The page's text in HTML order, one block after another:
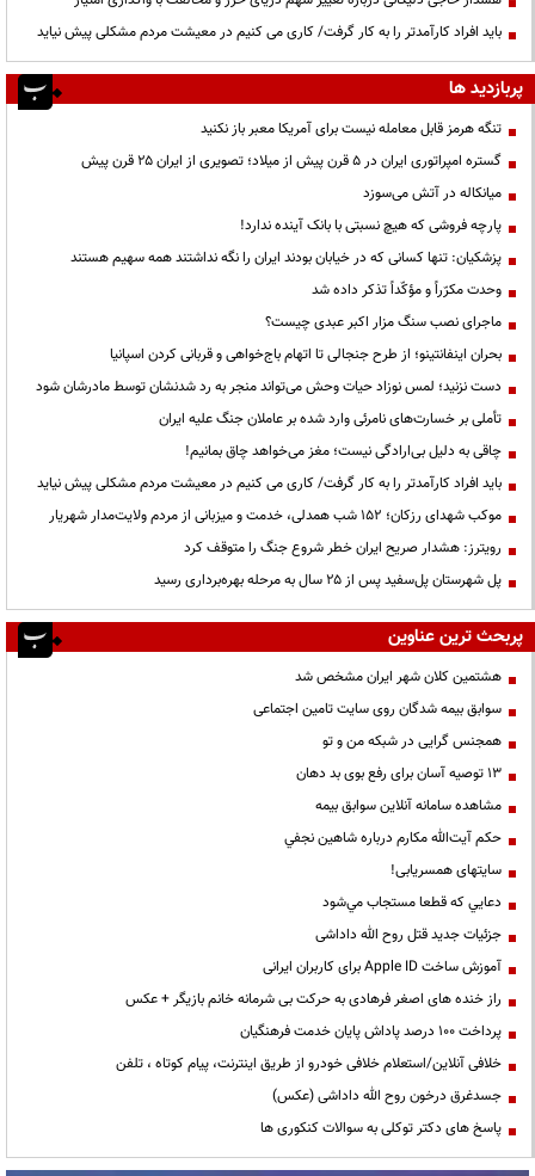
باید افراد کارآمدتر را به کار گرفت/ کاری می کنیم در معیشت مردم مشکلی پیش نیاید
پربازدید ها
تنگه هرمز قابل معامله نیست برای آمریکا معبر باز نکنید
گستره امپراتوری ایران در ۵ قرن پیش از میلاد؛ تصویری از ایران ۲۵ قرن پیش
میانکاله در آتش می‌سوزد
پارچه فروشی که هیچ نسبتی با بانک آینده ندارد!
پزشکیان: تنها کسانی که در خیابان بودند ایران را نگه نداشتند همه سهیم هستند
وحدت مکرّراً و مؤکّداً تذکر داده شد
ماجرای نصب سنگ مزار اکبر عبدی چیست؟
بحران اینفانتینو؛ از طرح جنجالی تا اتهام باج‌خواهی و قربانی کردن اسپانیا
دست نزنید؛ لمس نوزاد حیات وحش می‌تواند منجر به رد شدنشان توسط مادرشان شود
تأملی بر خسارت‌های نامرئی وارد شده بر عاملان جنگ علیه ایران
چاقی به دلیل بی‌ارادگی نیست؛ مغز می‌خواهد چاق بمانیم!
باید افراد کارآمدتر را به کار گرفت/ کاری می کنیم در معیشت مردم مشکلی پیش نیاید
موکب شهدای رزکان؛ ۱۵۲ شب همدلی، خدمت و میزبانی از مردم ولایت‌مدار شهریار
رویترز: هشدار صریح ایران خطر شروع جنگ را متوقف کرد
پل شهرستان پل‌سفید پس از ۲۵ سال به مرحله بهره‌برداری رسید
پربحث ترین عناوین
هشتمین کلان شهر ایران مشخص شد
سوابق بیمه شدگان روی سایت تامین اجتماعی
همجنس گرایی در شبکه من و تو
13 توصیه آسان برای رفع بوی بد دهان
مشاهده سامانه آنلاين سوابق بیمه
حكم آيت‌الله مكارم درباره شاهين نجفي
سایتهای همسریابی!
دعايي كه قطعا مستجاب مي‌شود
جزئیات جدید قتل روح الله داداشی
آموزش ساخت Apple ID برای کاربران ایرانی
راز خنده های اصغر فرهادی به حرکت بی شرمانه خانم بازیگر + عکس
پرداخت ۱۰۰ درصد پاداش پایان خدمت فرهنگیان
خلافی آنلاین/استعلام خلافی خودرو از طریق اینترنت، پیام کوتاه ، تلفن
جسدغرق درخون روح الله داداشی (عکس)
پاسخ های دکتر توکلی به سوالات کنکوری ها